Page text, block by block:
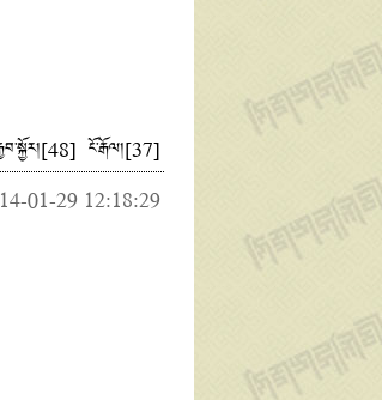
[48]ངོ་རྒོལ།[37]
01-29 12:18:29